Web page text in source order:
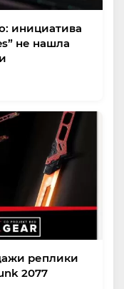
инициатива
не нашла
реплики
2077